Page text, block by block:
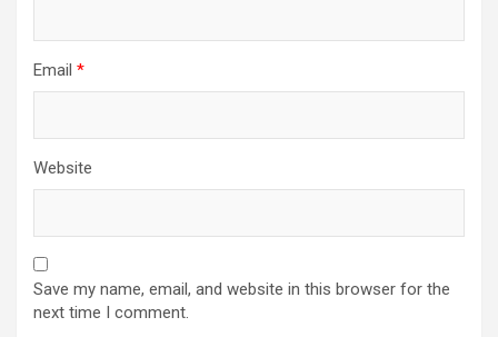
Email *
Website
Save my name, email, and website in this browser for the
next time I comment.